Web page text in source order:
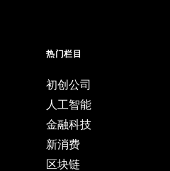
热门栏目
初创公司
人工智能
金融科技
新消费
区块链